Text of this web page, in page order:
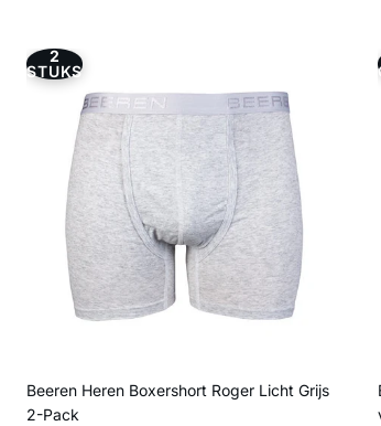
2
STUKS
Beeren Heren Boxershort Roger Licht Grijs
2-Pack